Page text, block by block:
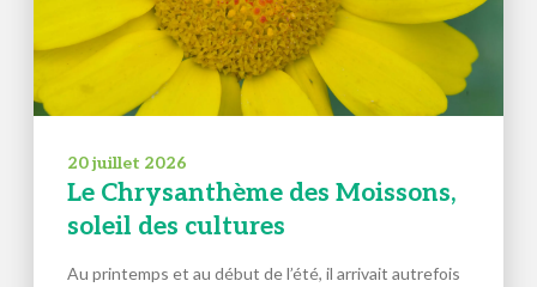
20 juillet 2026
Le Chrysanthème des Moissons,
soleil des cultures
Au printemps et au début de l’été, il arrivait autrefois